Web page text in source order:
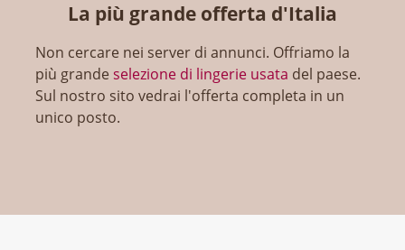
La più grande offerta d'Italia
Non cercare nei server di annunci. Offriamo la
più grandeselezione di lingerie usata del paese.
Sul nostro sito vedrai l'offerta completa in un
unico posto.